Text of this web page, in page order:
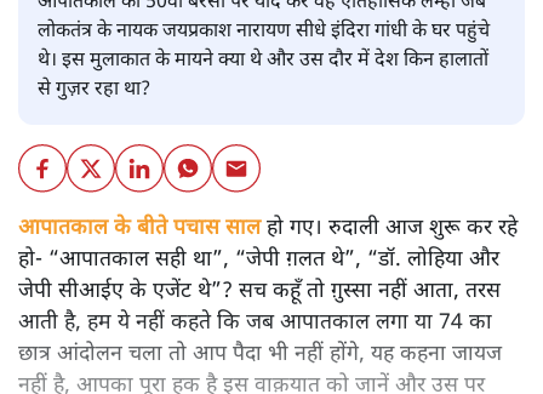
लोकतंत्र के नायक जयप्रकाश नारायण सीधे इंदिरा गांधी के घर पहुंचे
थे। इस मुलाकात के मायने क्या थे और उस दौर में देश किन हालातों
से गुज़र रहा था?
आपातकाल के बीते पचास सालहो गए। रुदाली आज शुरू कर रहे
हो- “आपातकाल सही था”, “जेपी ग़लत थे”, “डॉ. लोहिया और
जेपी सीआईए के एजेंट थे”? सच कहूँ तो ग़ुस्सा नहीं आता, तरस
आती है, हम ये नहीं कहते कि जब आपातकाल लगा या 74 का
छात्र आंदोलन चला तो आप पैदा भी नहीं होंगे, यह कहना जायज
नहीं है, आपका पूरा हक है इस वाक़यात को जानें और उस पर